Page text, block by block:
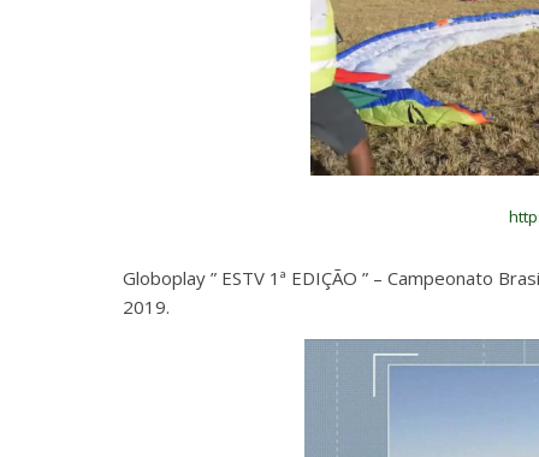
Globoplay ” ESTV 1ª EDIÇÃO ” – Campeonato
2019.